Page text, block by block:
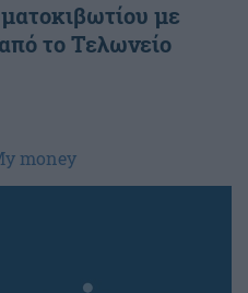
με
το Τελωνείο
money